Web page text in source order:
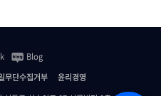
무단수집거부
윤리경영
Blog